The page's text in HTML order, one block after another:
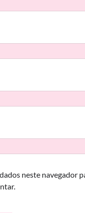
neste navegador